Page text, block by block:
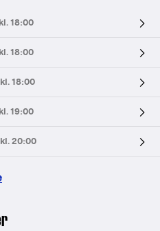
18:00
18:00
18:00
19:00
20:00